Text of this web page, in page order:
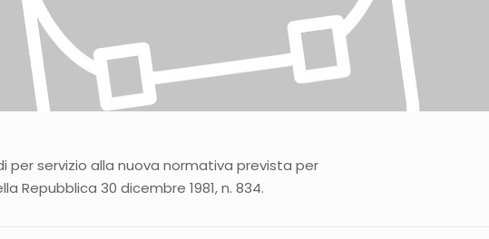
servizio alla nuova normativa prevista per
Repubblica 30 dicembre 1981, n. 834.